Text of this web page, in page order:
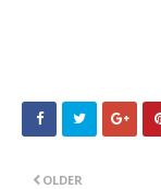
OLDER